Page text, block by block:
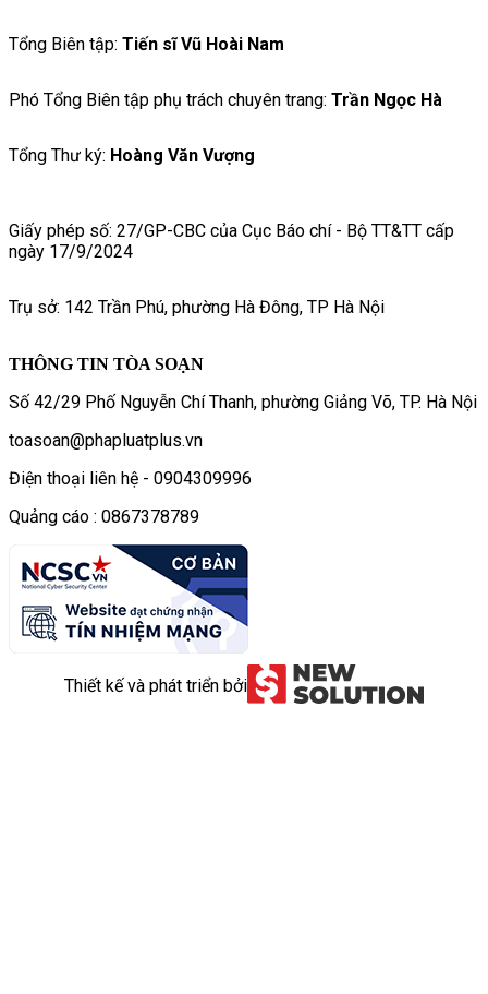
Tổng Biên tập: Tiến sĩ Vũ Hoài Nam
Phó Tổng Biên tập phụ trách chuyên trang: Trần Ngọc Hà
Tổng Thư ký: Hoàng Văn Vượng
Giấy phép số: 27/GP-CBC của Cục Báo chí - Bộ TT&TT cấp
ngày 17/9/2024
Trụ sở: 142 Trần Phú, phường Hà Đông, TP Hà Nội
THÔNG TIN TÒA SOẠN
Số 42/29 Phố Nguyễn Chí Thanh, phường Giảng Võ, TP. Hà Nội
toasoan@phapluatplus.vn
Điện thoại liên hệ - 0904309996
Quảng cáo : 0867378789
Thiết kế và phát triển bởi